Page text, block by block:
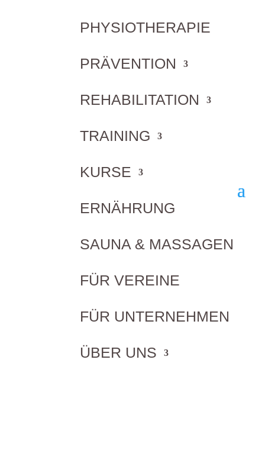
PHYSIOTHERAPIE
PRÄVENTION
REHABILITATION
TRAINING
KURSE
ERNÄHRUNG
SAUNA & MASSAGEN
FÜR VEREINE
FÜR UNTERNEHMEN
ÜBER UNS